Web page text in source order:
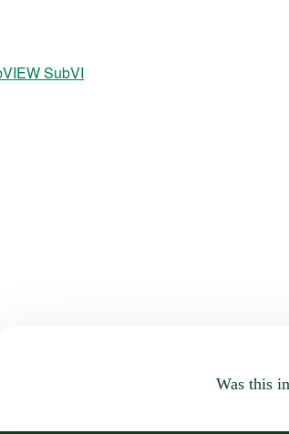
SubVI
Was this